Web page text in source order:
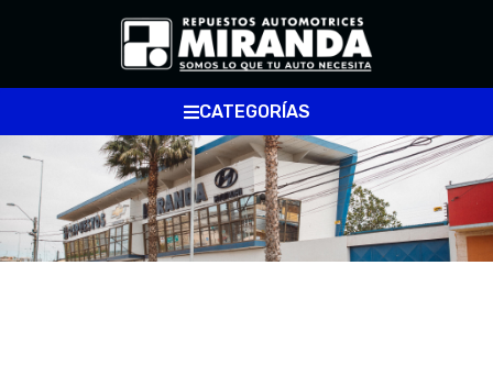
CATEGORÍAS